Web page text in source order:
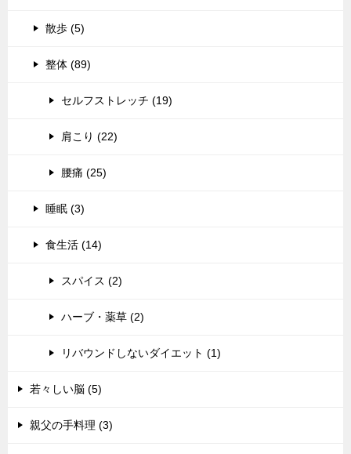
散歩 (5)
整体 (89)
セルフストレッチ (19)
肩こり (22)
腰痛 (25)
睡眠 (3)
食生活 (14)
スパイス (2)
ハーブ・薬草 (2)
リバウンドしないダイエット (1)
若々しい脳 (5)
親父の手料理 (3)